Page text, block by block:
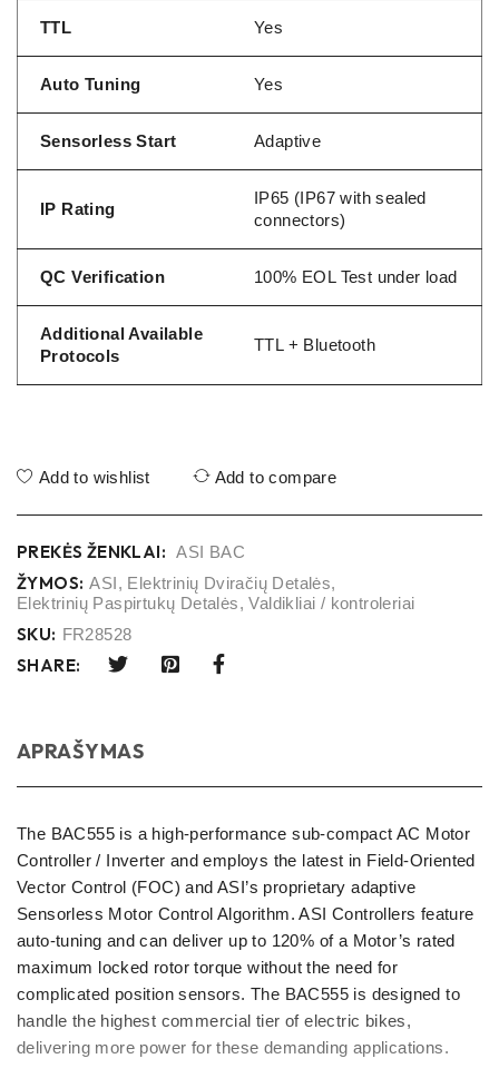
TTL Yes
Auto Tuning Yes
Sensorless Start Adaptive
IP Rating
IP65 (IP67 with sealed
connectors)
QC Verification 100% EOL Test under load
Additional Available
Protocols
TTL + Bluetooth
Add to wishlist Add to compare
PREKĖS ŽENKLAI: ASI BAC
ŽYMOS: ASI, Elektrinių Dviračių Detalės,
Elektrinių Paspirtukų Detalės,Valdikliai / kontroleriai
SKU: FR28528
SHARE:
APRAŠYMAS
The BAC555 is a high-performance sub-compact AC Motor
Controller / Inverter and employs the latest in Field-Oriented
Vector Control (FOC) and ASI’s proprietary adaptive
Sensorless Motor Control Algorithm. ASI Controllers feature
auto-tuning and can deliver up to 120% of a Motor’s rated
maximum locked rotor torque without the need for
complicated position sensors. The BAC555 is designed to
handle the highest commercial tier of electric bikes,
delivering more power for these demanding applications.